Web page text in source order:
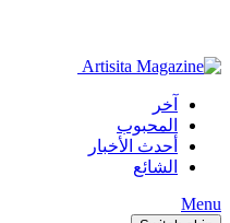
آخر
المحبوب
أحدث الأخبار
الشائع
Menu